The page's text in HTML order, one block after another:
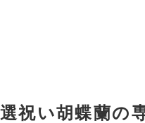
祝い胡蝶蘭の